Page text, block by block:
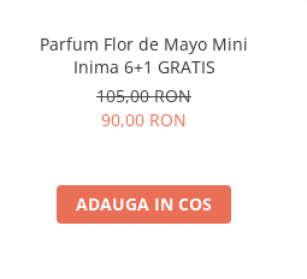
Parfum Flor de Mayo Mini
Inima 6+1 GRATIS
105,00 RON
90,00 RON
ADAUGA IN COS